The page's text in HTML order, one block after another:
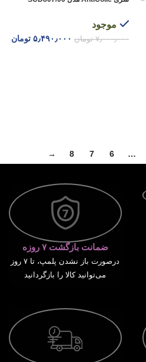
موجود
۷٫۰۰۰٫۰۰۰ تومان ۵٫۴۹۰٫۰۰۰ تومان
…
6
7
8
→
ضمانت بازگشت ۷ روزه
درصورت باز نشدن پلمپ، تا ۷ روز
می‌توانید کالا را بازگردانید